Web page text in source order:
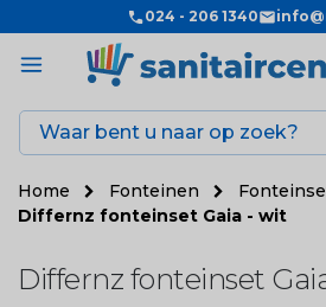
024 - 206 1340
Home Fonteinen
Differnz fonteinset Gaia - wit
Differnz fonteinset